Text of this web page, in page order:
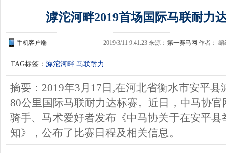
滹沱河畔2019首场国际马联耐力
手机客户端 2019/3/11 9:41:23 来源： 第一赛马网 作者： 编
TAG标签： 滹沱河畔 马联耐力
摘要：2019年3月17日,在河北省衡水市安平
80公里国际马联耐力达标赛。近日，中马协
骑手、马术爱好者发布《中马协关于在安平
知》，公布了比赛日程及相关信息。